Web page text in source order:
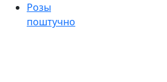
Розы
поштучно